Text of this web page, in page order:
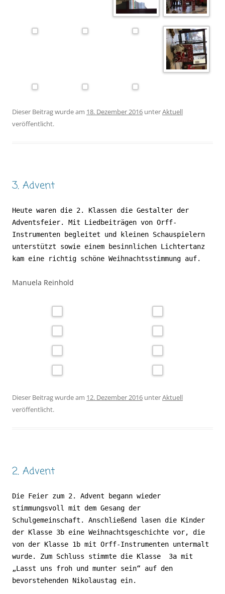
Dieser Beitrag wurde am 18. Dezember 2016 unterAktuell
veröffentlicht.
3. Advent
Heute waren die 2. Klassen die Gestalter der
Adventsfeier. Mit Liedbeiträgen von Orff-
Instrumenten begleitet und kleinen Schauspielern
unterstützt sowie einem besinnlichen Lichtertanz
kam eine richtig schöne Weihnachtsstimmung auf.
Manuela Reinhold
Dieser Beitrag wurde am 12. Dezember 2016 unterAktuell
veröffentlicht.
2. Advent
Die Feier zum 2. Advent begann wieder
stimmungsvoll mit dem Gesang der
Schulgemeinschaft. Anschließend lasen die Kinder
der Klasse 3b eine Weihnachtsgeschichte vor, die
von der Klasse 1b mit Orff-Instrumenten untermalt
wurde. Zum Schluss stimmte die Klasse
3a mit
„Lasst uns froh und munter sein“ auf den
bevorstehenden Nikolaustag ein.